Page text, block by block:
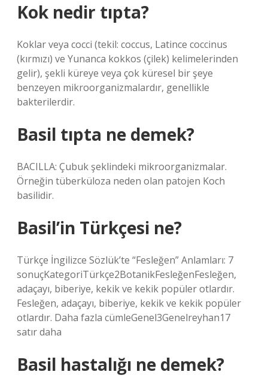
Kok nedir tıpta?
Koklar veya cocci (tekil: coccus, Latince coccinus
(kırmızı) ve Yunanca kokkos (çilek) kelimelerinden
gelir), şekli küreye veya çok küresel bir şeye
benzeyen mikroorganizmalardır, genellikle
bakterilerdir.
Basil tıpta ne demek?
BACILLA: Çubuk şeklindeki mikroorganizmalar.
Örneğin tüberküloza neden olan patojen Koch
basilidir.
Basil’in Türkçesi ne?
Türkçe İngilizce Sözlük’te “Fesleğen” Anlamları: 7
sonuçKategoriTürkçe2BotanikFesleğenFesleğen,
adaçayı, biberiye, kekik ve kekik popüler otlardır.
Fesleğen, adaçayı, biberiye, kekik ve kekik popüler
otlardır. Daha fazla cümleGenel3Genelreyhan17
satır daha
Basil hastalığı ne demek?